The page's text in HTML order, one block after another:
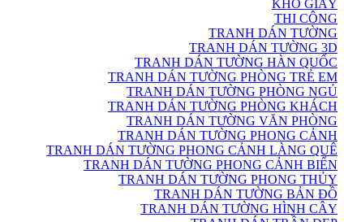
KHO GIẤY
THI CÔNG
TRANH DÁN TƯỜNG
TRANH DÁN TƯỜNG 3D
TRANH DÁN TƯỜNG HÀN QUỐC
TRANH DÁN TƯỜNG PHÒNG TRẺ EM
TRANH DÁN TƯỜNG PHÒNG NGỦ
TRANH DÁN TƯỜNG PHÒNG KHÁCH
TRANH DÁN TƯỜNG VĂN PHÒNG
TRANH DÁN TƯỜNG PHONG CẢNH
TRANH DÁN TƯỜNG PHONG CẢNH LÀNG QUÊ
TRANH DÁN TƯỜNG PHONG CẢNH BIỂN
TRANH DÁN TƯỜNG PHONG THỦY
TRANH DÁN TƯỜNG BẢN ĐỒ
TRANH DÁN TƯỜNG HÌNH CÂY